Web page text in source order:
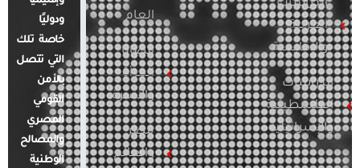
الدراسات
العربية
والإقليمية
الدراسات
الفلسطينية
والإسرائيلية
العام
قضايا
المرأة
والأسرة
مصر
والعالم
ودوليًا
خاصة تلك
التي تتصل
بالأمن
القومي
المصري
والمصالح
الوطنية